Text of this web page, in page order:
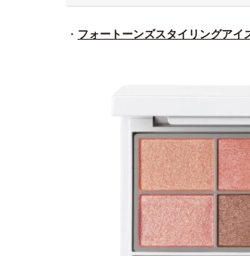
・ フォートーンズスタイリングアイ